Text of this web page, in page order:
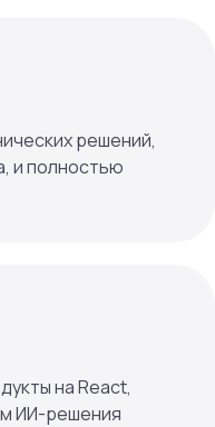
решений,
и полностью
на React,
ИИ-решения